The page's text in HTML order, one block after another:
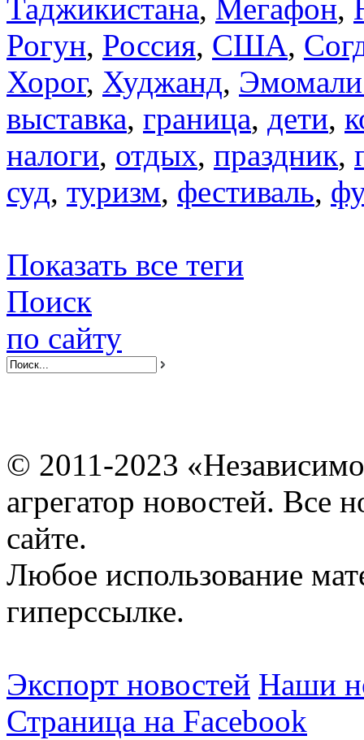
Таджикистана, Мегафон,
Рогун, Россия, США,
Хорог, Худжанд,
выставка, граница, дети,
налоги, отдых, праздник,
суд, туризм, фестиваль,
Показать все теги
Поиск
по сайту
© 2011-2023
агрегатор новостей. Все
сайте.
Любое использование
гиперссылке.
Экспорт новостей Наши
Страница на Facebook